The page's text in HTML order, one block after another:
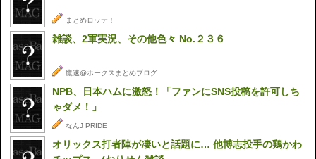
まとめロッテ！
雑談、2軍実況、その他色々 No.２３６
鷹速@ホークスまとめブログ
NPB、日本ハムに激怒！「ファンにSNS投稿を許可しち
ゃダメ！」
なんJ PRIDE
オリックス打者陣が凄いと話題に… 他博志投手の鶏かわ